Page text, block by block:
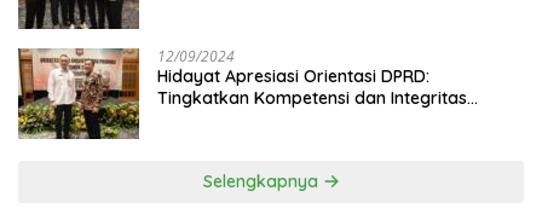
12/09/2024
Hidayat Apresiasi Orientasi DPRD:
Tingkatkan Kompetensi dan Integritas
Selengkapnya